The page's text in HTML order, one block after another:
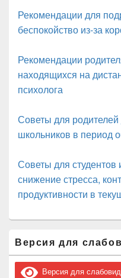
Рекомендации для
беспокойство из-за
Рекомендации
находящихся на
психолога
Советы для
школьников в период
Советы для
снижение стресса,
продуктивности в
основной
боковой
панели
Версия для
Версия для